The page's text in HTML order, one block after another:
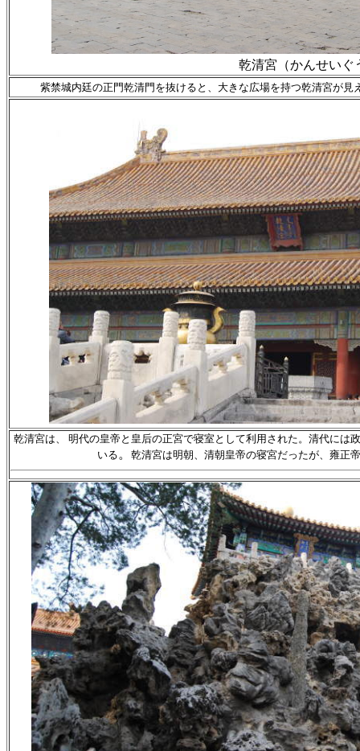
乾清宮（かんせいぐ
紫禁城内廷の正門乾清門を抜けると、大きな広場を持つ乾清宮が
乾清宮は、 明代の皇帝と皇后の正宮で寝室として利用された。清代には
いる 。 乾清宮は明朝、清朝皇帝の寝宮だったが、雍正